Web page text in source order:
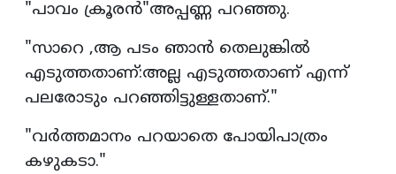
"പാവം ക്രൂരൻ"അപ്പണ്ണ പറഞ്ഞു.
"സാറെ ,ആ പടം ഞാൻ തെലുങ്കിൽ
എടുത്തതാണ്:അല്ല എടുത്തതാണ് എന്ന്
പലരോടും പറഞ്ഞിട്ടുള്ളതാണ്."
"വർത്തമാനം പറയാതെ പോയിപാത്രം
കഴുകടാ."